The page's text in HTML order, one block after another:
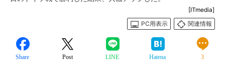
[ITmedia]
PC用表示
関連情報
Share Post LINE Hatena 3